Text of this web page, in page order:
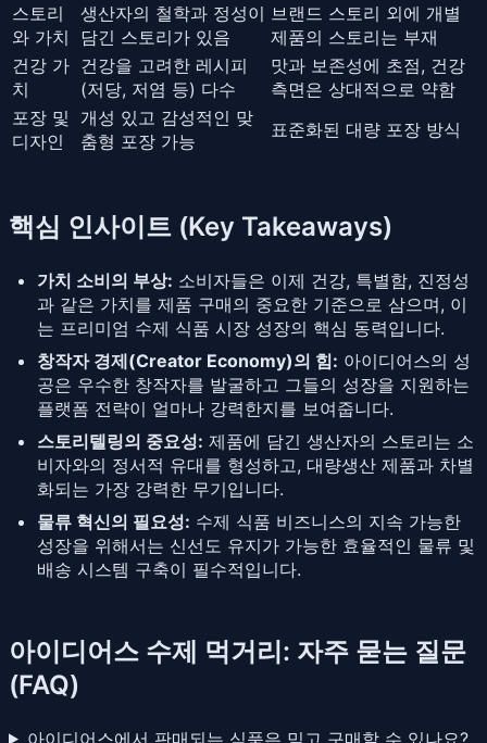
스토리
와 가치
생산자의 철학과 정성이
담긴 스토리가 있음
브랜드 스토리 외에 개별
제품의 스토리는 부재
건강 가
치
건강을 고려한 레시피
(저당, 저염 등) 다수
맛과 보존성에 초점, 건강
측면은 상대적으로 약함
포장 및
디자인
개성 있고 감성적인 맞
춤형 포장 가능
표준화된 대량 포장 방식
핵심 인사이트 (Key Takeaways)
가치 소비의 부상: 소비자들은 이제 건강, 특별함, 진정성
과 같은 가치를 제품 구매의 중요한 기준으로 삼으며, 이
는 프리미엄 수제 식품 시장 성장의 핵심 동력입니다.
창작자 경제(Creator Economy)의 힘: 아이디어스의 성
공은 우수한 창작자를 발굴하고 그들의 성장을 지원하는
플랫폼 전략이 얼마나 강력한지를 보여줍니다.
스토리텔링의 중요성: 제품에 담긴 생산자의 스토리는 소
비자와의 정서적 유대를 형성하고, 대량생산 제품과 차별
화되는 가장 강력한 무기입니다.
물류 혁신의 필요성: 수제 식품 비즈니스의 지속 가능한
성장을 위해서는 신선도 유지가 가능한 효율적인 물류 및
배송 시스템 구축이 필수적입니다.
아이디어스 수제 먹거리: 자주 묻는 질문
(FAQ)
아이디어스에서 판매되는 식품은 믿고 구매할 수 있나요?